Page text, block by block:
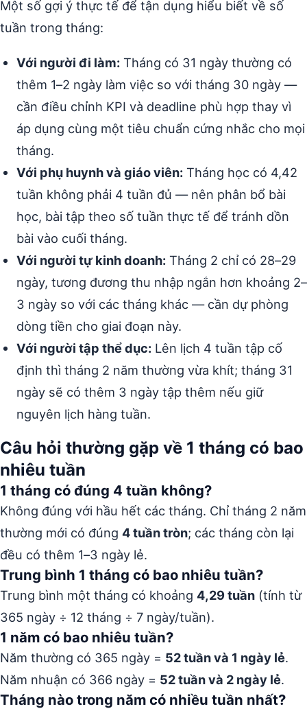
Một số gợi ý thực tế để tận dụng hiểu biết về số
tuần trong tháng:
Với người đi làm: Tháng có 31 ngày thường có
thêm 1–2 ngày làm việc so với tháng 30 ngày —
cần điều chỉnh KPI và deadline phù hợp thay vì
áp dụng cùng một tiêu chuẩn cứng nhắc cho mọi
tháng.
Với phụ huynh và giáo viên: Tháng học có 4,42
tuần không phải 4 tuần đủ — nên phân bổ bài
học, bài tập theo số tuần thực tế để tránh dồn
bài vào cuối tháng.
Với người tự kinh doanh: Tháng 2 chỉ có 28–29
ngày, tương đương thu nhập ngắn hơn khoảng 2–
3 ngày so với các tháng khác — cần dự phòng
dòng tiền cho giai đoạn này.
Với người tập thể dục: Lên lịch 4 tuần tập cố
định thì tháng 2 năm thường vừa khít; tháng 31
ngày sẽ có thêm 3 ngày tập thêm nếu giữ
nguyên lịch hàng tuần.
Câu hỏi thường gặp về 1 tháng có bao
nhiêu tuần
1 tháng có đúng 4 tuần không?
Không đúng với hầu hết các tháng. Chỉ tháng 2 năm
thường mới có đúng 4 tuần tròn; các tháng còn lại
đều có thêm 1–3 ngày lẻ.
Trung bình 1 tháng có bao nhiêu tuần?
Trung bình một tháng có khoảng 4,29 tuần (tính từ
365 ngày ÷ 12 tháng ÷ 7 ngày/tuần).
1 năm có bao nhiêu tuần?
Năm thường có 365 ngày = 52 tuần và 1 ngày lẻ.
Năm nhuận có 366 ngày = 52 tuần và 2 ngày lẻ.
Tháng nào trong năm có nhiều tuần nhất?